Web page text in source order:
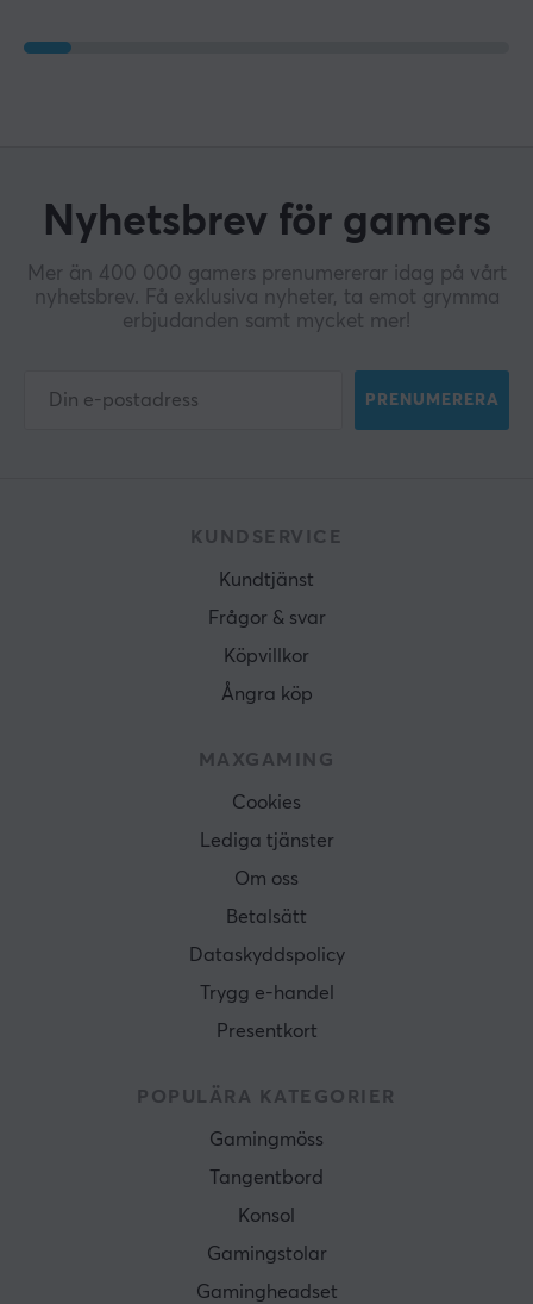
Nyhetsbrev för gamers
Mer än 400 000 gamers prenumererar idag på vårt
nyhetsbrev. Få exklusiva nyheter, ta emot grymma
erbjudanden samt mycket mer!
PRENUMERERA
KUNDSERVICE
Kundtjänst
Frågor & svar
Köpvillkor
Ångra köp
MAXGAMING
Cookies
Lediga tjänster
Om oss
Betalsätt
Dataskyddspolicy
Trygg e-handel
Presentkort
POPULÄRA KATEGORIER
Gamingmöss
Tangentbord
Konsol
Gamingstolar
Gamingheadset